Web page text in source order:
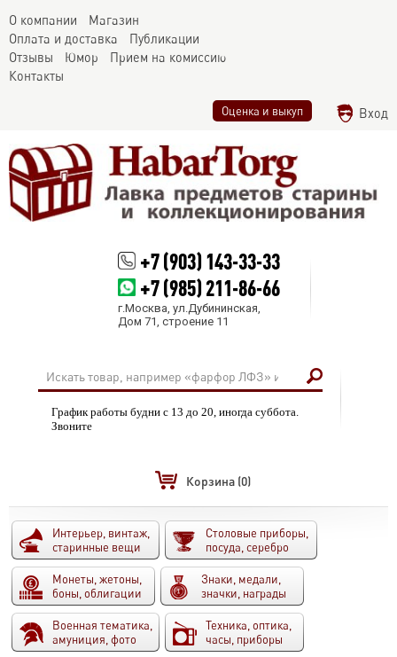
О компании
Магазин
Оплата и доставка
Публикации
Отзывы
Юмор
Прием на комиссию
Контакты
Оценка и выкуп Вход
+7 (903) 143-33-33
+7 (985) 211-86-66
г.Москва, ул.Дубининская,
Дом 71, строение 11
График работы будни с 13 до 20, иногда суббота.
Звоните
Корзина (0)
Интерьер, винтаж,
старинные вещи
Столовые приборы,
посуда, серебро
Монеты, жетоны,
боны, облигации
Знаки, медали,
значки, награды
Военная тематика,
амуниция, фото
Техника, оптика,
часы, приборы